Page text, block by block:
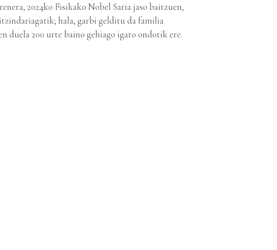
2024ko Fisikako Nobel Saria jaso baitzuen,
hala, garbi gelditu da familia
duela 200 urte baino gehiago igaro ondotik ere.